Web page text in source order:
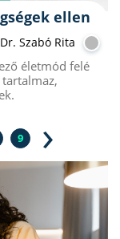
ellen
Dr. Szabó Rita
életmód felé
9 ›